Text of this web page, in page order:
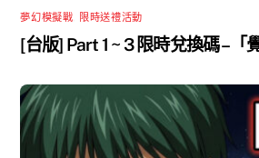
夢幻模擬戰 限時送禮活動
[台版] Part 1 ~ 3 限時兌換碼 –「